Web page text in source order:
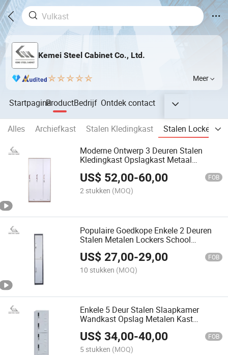
Kemei Steel Cabinet Co., Ltd.
Meer
StartpaginaProductBedrijf Ontdekcontact
Alles Archiefkast Stalen Kledingkast Stalen Locker
Moderne Ontwerp 3 Deuren Stalen
Kledingkast Opslagkast Metaal
US$ 52,00-60,00 FOB
2 stukken (MOQ)
Populaire Goedkope Enkele 2 Deuren
Stalen Metalen Lockers School
Personeel Opslag Locker
US$27,00-29,00 FOB
10 stukken (MOQ)
Enkele 5 Deur Stalen Slaapkamer
Wandkast Opslag Metalen Kast
Economische Locker
US$34,00-40,00 FOB
5 stukken (MOQ)